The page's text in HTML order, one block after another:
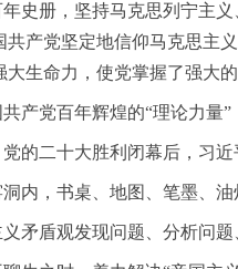
册，坚持马克思列宁主义
共产党坚定地信仰马克思主
大生命力，使党掌握了强大
党百年辉煌的“理论力量
的二十大胜利闭幕后，习近
，书桌、地图、笔墨、油
盾观发现问题、分析问题